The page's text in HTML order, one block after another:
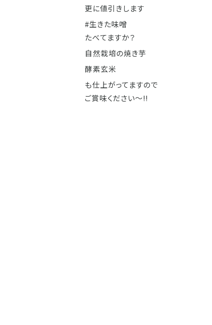
更に値引きします
#生きた味噌
たべてますか？
自然栽培の焼き芋
酵素玄米
も仕上がってますので
ご賞味ください〜‼️